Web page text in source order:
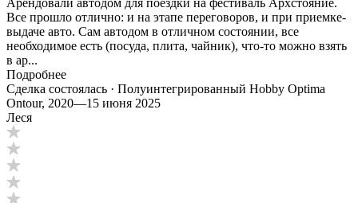
Все прошло отлично: и на этапе переговоров, и при приемке-
выдаче авто. Сам автодом в отличном состоянии, все
необходимое есть (посуда, плита, чайник), что-то можно взять
в ар...
Подробнее
Сделка состоялась · Полуинтегрированный Hobby Optima
Ontour, 2020—15 июня 2025
Леся